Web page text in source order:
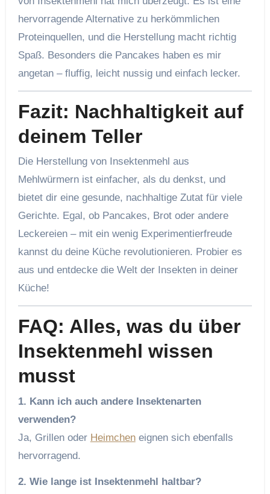
hervorragende Alternative zu herkömmlichen
Proteinquellen, und die Herstellung macht richtig
Spaß. Besonders die Pancakes haben es mir
angetan – fluffig, leicht nussig und einfach lecker.
Fazit: Nachhaltigkeit auf
deinem Teller
Die Herstellung von Insektenmehl aus
Mehlwürmern ist einfacher, als du denkst, und
bietet dir eine gesunde, nachhaltige Zutat für viele
Gerichte. Egal, ob Pancakes, Brot oder andere
Leckereien – mit ein wenig Experimentierfreude
kannst du deine Küche revolutionieren. Probier es
aus und entdecke die Welt der Insekten in deiner
Küche!
FAQ: Alles, was du über
Insektenmehl wissen
musst
1. Kann ich auch andere Insektenarten
verwenden?
Ja, Grillen oder Heimcheneignen sich ebenfalls
hervorragend.
2. Wie lange ist Insektenmehl haltbar?